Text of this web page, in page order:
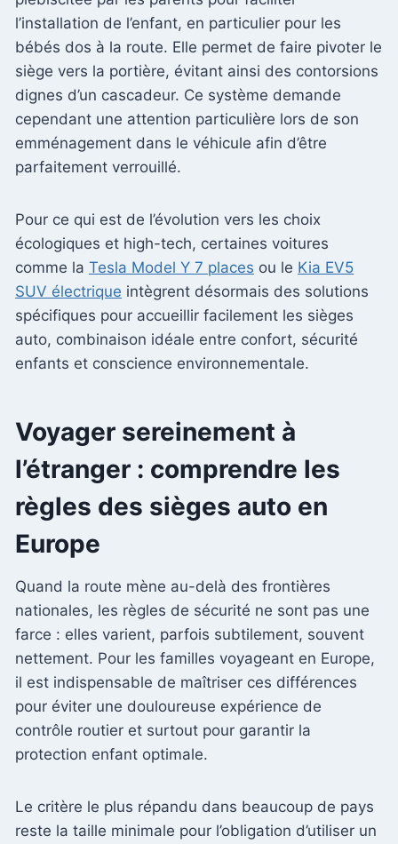
l’installation de l’enfant, en particulier pour les
bébés dos à la route. Elle permet de faire pivoter le
siège vers la portière, évitant ainsi des contorsions
dignes d’un cascadeur. Ce système demande
cependant une attention particulière lors de son
emménagement dans le véhicule afin d’être
parfaitement verrouillé.
Pour ce qui est de l’évolution vers les choix
écologiques et high-tech, certaines voitures
comme la Tesla Model Y 7 places ou le Kia EV5
SUV électrique intègrent désormais des solutions
spécifiques pour accueillir facilement les sièges
auto, combinaison idéale entre confort, sécurité
enfants et conscience environnementale.
Voyager sereinement à
l’étranger : comprendre les
règles des sièges auto en
Europe
Quand la route mène au-delà des frontières
nationales, les règles de sécurité ne sont pas une
farce : elles varient, parfois subtilement, souvent
nettement. Pour les familles voyageant en Europe,
il est indispensable de maîtriser ces différences
pour éviter une douloureuse expérience de
contrôle routier et surtout pour garantir la
protection enfant optimale.
Le critère le plus répandu dans beaucoup de pays
reste la taille minimale pour l’obligation d’utiliser un